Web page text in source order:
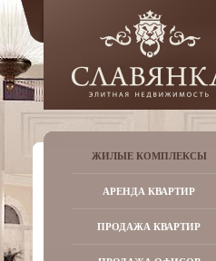
ЖИЛЫЕ КОМПЛЕКСЫ
АРЕНДА КВАРТИР
ПРОДАЖА КВАРТИР